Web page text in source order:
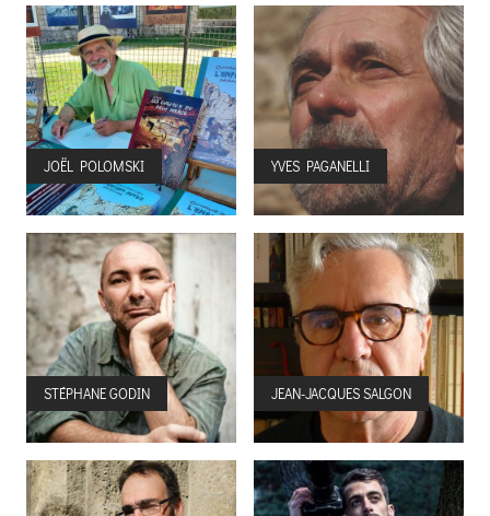
JOËL POLOMSKI YVES PAGANELLI
STÉPHANE GODIN JEAN-JACQUES SALGON